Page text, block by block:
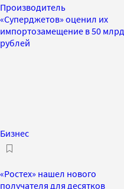
Производитель
«Суперджетов» оценил их
импортозамещение в 50 млрд
рублей
Бизнес
«Ростех» нашел нового
получателя для десятков